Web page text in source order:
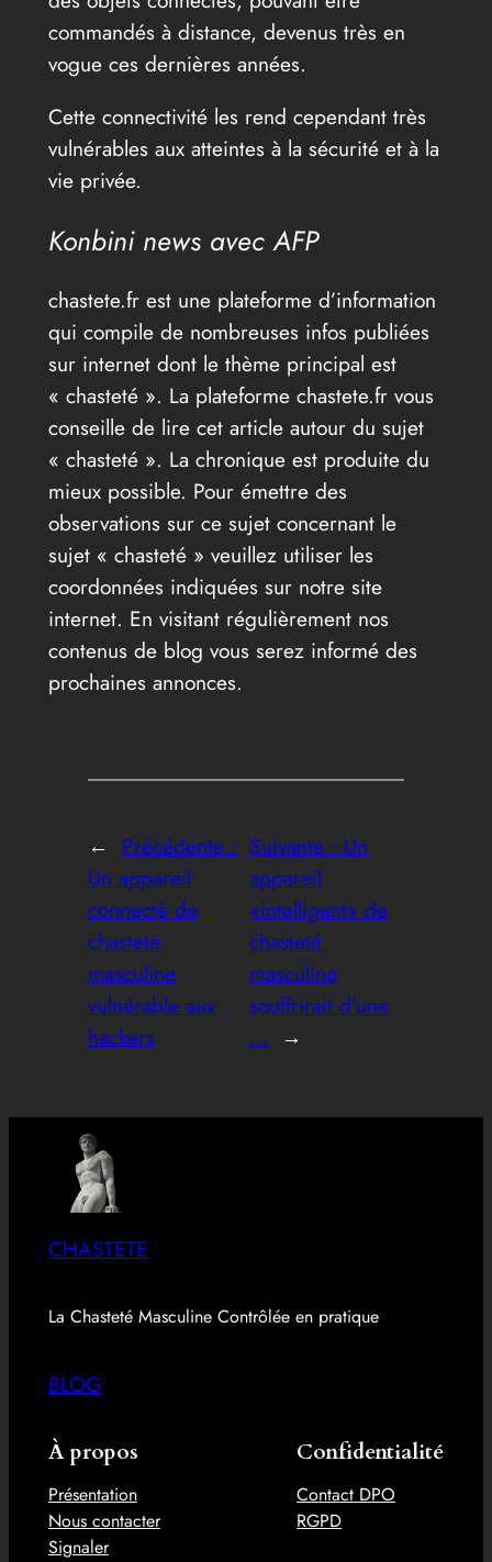
commandés à distance, devenus très en
vogue ces dernières années.
Cette connectivité les rend cependant très
vulnérables aux atteintes à la sécurité et à la
vie privée.
Konbini news avec AFP
chastete.fr est une plateforme d’information
qui compile de nombreuses infos publiées
sur internet dont le thème principal est
« chasteté ». La plateforme chastete.fr vous
conseille de lire cet article autour du sujet
« chasteté ». La chronique est produite du
mieux possible. Pour émettre des
observations sur ce sujet concernant le
sujet « chasteté » veuillez utiliser les
coordonnées indiquées sur notre site
internet. En visitant régulièrement nos
contenus de blog vous serez informé des
prochaines annonces.
← Précédente :
Un appareil
connecté de
chasteté
masculine
vulnérable aux
hackers
Suivante : Un
appareil
«intelligent» de
chasteté
masculine
souffrirait d’une
… →
CHASTETE
La Chasteté Masculine Contrôlée en pratique
BLOG
À propos
Présentation
Nous contacter
Signaler
Confidentialité
Contact DPO
RGPD